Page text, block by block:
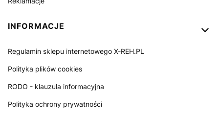
INFORMACJE
Regulamin sklepu internetowego X-REH.PL
Polityka plików cookies
RODO - klauzula informacyjna
Polityka ochrony prywatności